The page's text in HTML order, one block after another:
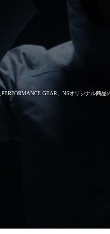
PERFORMANCE GEAR、NSオリジナル商